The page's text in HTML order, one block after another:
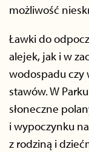
możliwość
Ławki do
alejek, jak i w
wodospadu czy
stawów. W
słoneczne
i wypoczynku
z rodziną i